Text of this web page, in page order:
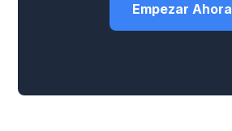
Empezar Ahora